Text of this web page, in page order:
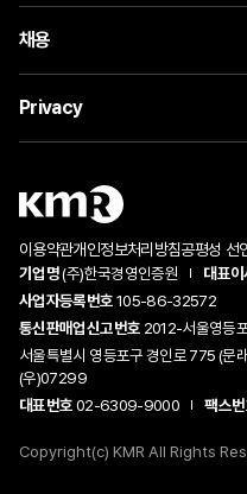
채용
Privacy
이용약관개인정보처리방침공평성 선
기업명(주)한국경영인증원 대표
사업자등록번호105-86-32572
통신판매업신고번호 2012-서울영등
서울특별시 영등포구 경인로 775 (문
(우)07299
대표번호02-6309-9000 팩스
Copyright(c) KMR All Rights